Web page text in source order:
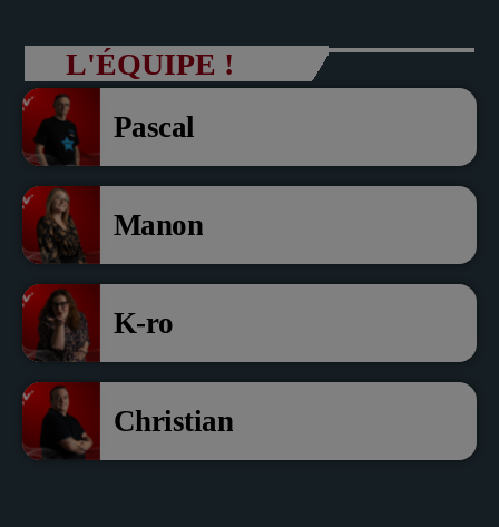
président com de com
L'ÉQUIPE !
Pascal
Manon
K-ro
Christian